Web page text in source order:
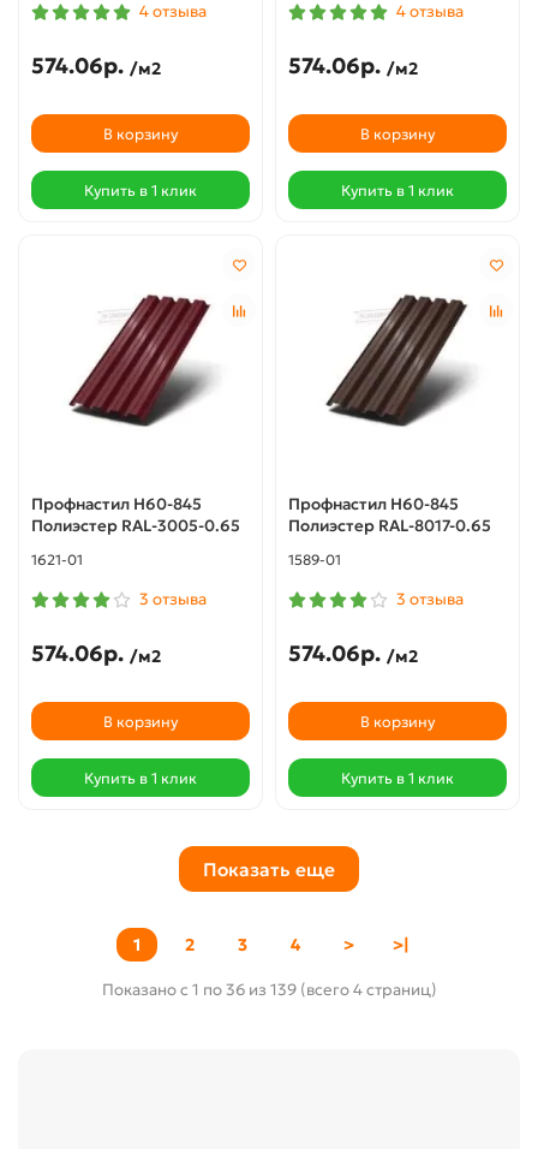
4 отзыва
574.06р. /м2
В корзину
Купить в 1 клик
4 отзыва
574.06р. /м2
В корзину
Купить в 1 клик
Профнастил Н60-845
Полиэстер RAL-3005-0.65
1621-01
3 отзыва
574.06р. /м2
В корзину
Купить в 1 клик
Профнастил Н60-845
Полиэстер RAL-8017-0.65
1589-01
3 отзыва
574.06р. /м2
В корзину
Купить в 1 клик
Показать еще
1 2 3 4 > >|
Показано с 1 по 36 из 139 (всего 4 страниц)